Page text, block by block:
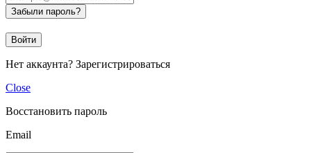
Забыли пароль?
Войти
Нет аккаунта? Зарегистрироваться
Close
Восстановить пароль
Email